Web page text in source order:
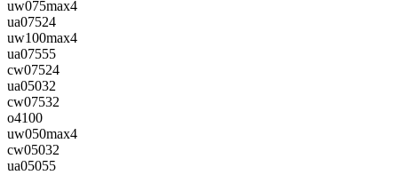
uw075max4
ua07524
uw100max4
ua07555
cw07524
ua05032
cw07532
o4100
uw050max4
cw05032
ua05055